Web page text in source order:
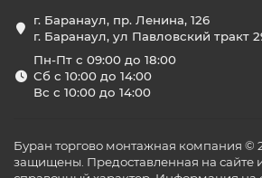
г. Баранаул, пр. Ленина, 126
г. Баранаул, ул Павловский тракт
Пн-Пт с 09:00 до 18:00
Сб с 10:00 до 14:00
Вс с 10:00 до 14:00
Буран торгово монтажная компания ©
защищены. Предоставленная на сайте